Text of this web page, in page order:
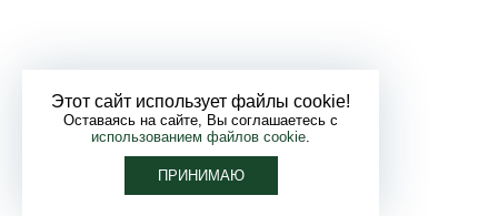
Этот сайт использует файлы cookie!
Оставаясь на сайте, Вы соглашаетесь с
использованием файлов cookie.
ПРИНИМАЮ